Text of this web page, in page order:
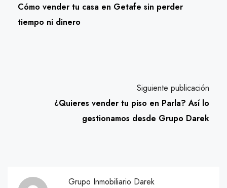
Cómo vender tu casa en Getafe sin perder
tiempo ni dinero
Siguiente publicación
¿Quieres vender tu piso en Parla? Así lo
gestionamos desde Grupo Darek
Grupo Inmobiliario Darek